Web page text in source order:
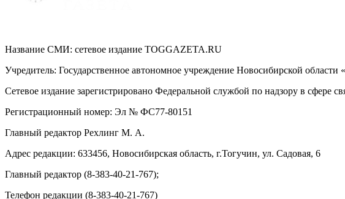
Название СМИ: cетевое издание TOGGAZETA.RU
Учредитель: Государственное автономное учреждение Новосибирской области
Сетевое издание зарегистрировано Федеральной службой по надзору в
Регистрационный номер: Эл № ФС77-80151
Главный редактор Рехлинг М. А.
Адрес редакции: 633456, Новосибирская область, г.Тогучин, ул. Садовая, 6
Главный редактор (8-383-40-21-767);
Телефон редакции (8-383-40-21-767)